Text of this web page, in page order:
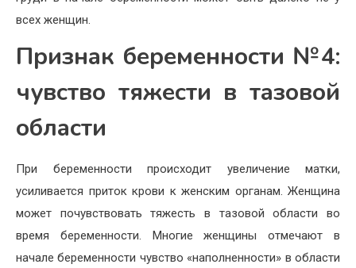
всех женщин.
Признак беременности №4:
чувство тяжести в тазовой
области
При беременности происходит увеличение матки,
усиливается приток крови к женским органам. Женщина
может почувствовать тяжесть в тазовой области во
время беременности. Многие женщины отмечают в
начале беременности чувство «наполненности» в области